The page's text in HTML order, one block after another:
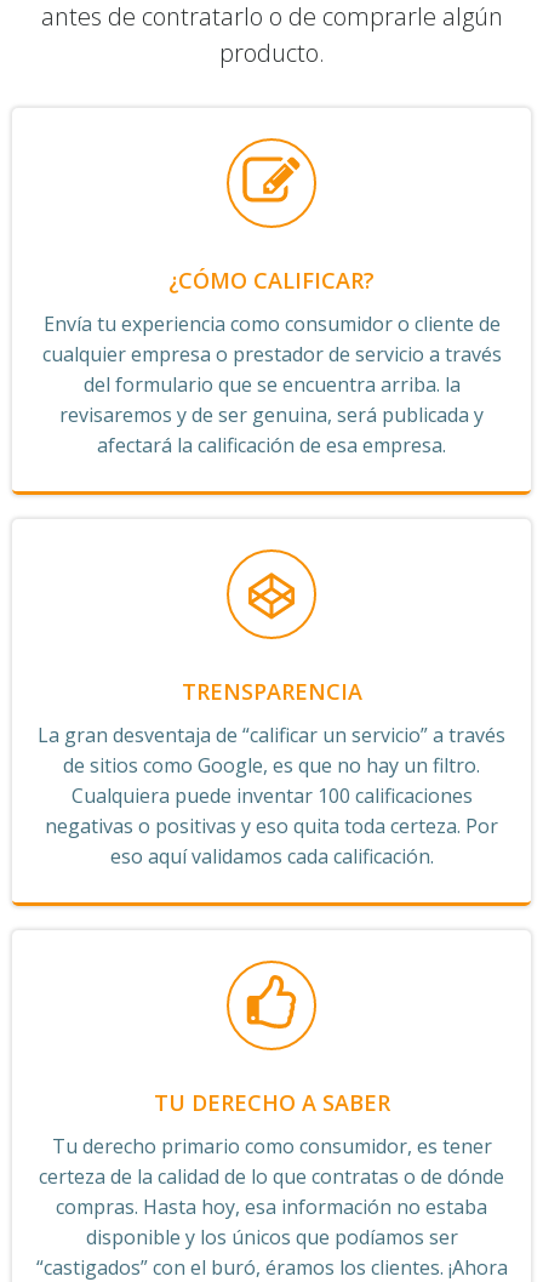
antes de contratarlo o de comprarle algún
producto.
¿CÓMO CALIFICAR?
Envía tu experiencia como consumidor o cliente de
cualquier empresa o prestador de servicio a través
del formulario que se encuentra arriba. la
revisaremos y de ser genuina, será publicada y
afectará la calificación de esa empresa.
TRENSPARENCIA
La gran desventaja de “calificar un servicio” a través
de sitios como Google, es que no hay un filtro.
Cualquiera puede inventar 100 calificaciones
negativas o positivas y eso quita toda certeza. Por
eso aquí validamos cada calificación.
TU DERECHO A SABER
Tu derecho primario como consumidor, es tener
certeza de la calidad de lo que contratas o de dónde
compras. Hasta hoy, esa información no estaba
disponible y los únicos que podíamos ser
“castigados” con el buró, éramos los clientes. ¡Ahora